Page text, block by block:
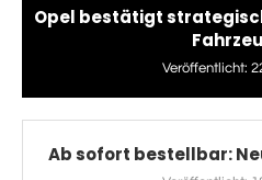
Opel bestätigt
Veröffentlicht:
Ab sofort bestellbar: